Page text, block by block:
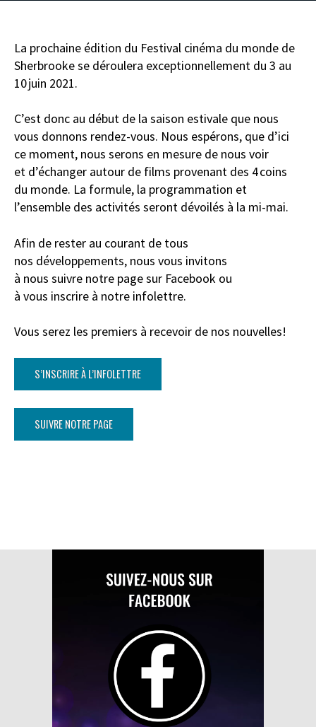
La prochaine édition du Festival cinéma du monde de
Sherbrookese déroulera exceptionnellement du 3 au
10juin 2021.
C’est donc au début de la saison estivale que nous
vous donnons rendez-vous. Nous espérons, que d’ici
ce moment, nous serons en mesure de nous voir
et d’échanger autour de films provenant des 4coins
du monde. La formule, la programmation et
l’ensemble des activités seront dévoilés à la mi-mai.
Afin de rester au courant de tous
nos développements, nous vous invitons
à nous suivre notre page sur Facebook ou
à vous inscrire à notre infolettre.
Vous serez les premiers à recevoir de nos nouvelles!
S’INSCRIREÀL’INFOLETTRE
SUIVRENOTRE PAGE